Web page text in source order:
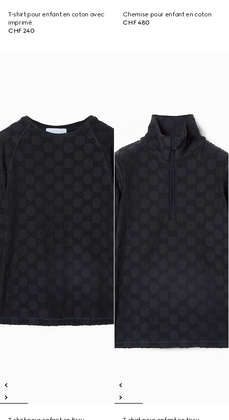
T-shirt pour enfant en coton avec
imprimé
CHF 240
Chemise pour enfant en coton
CHF 480